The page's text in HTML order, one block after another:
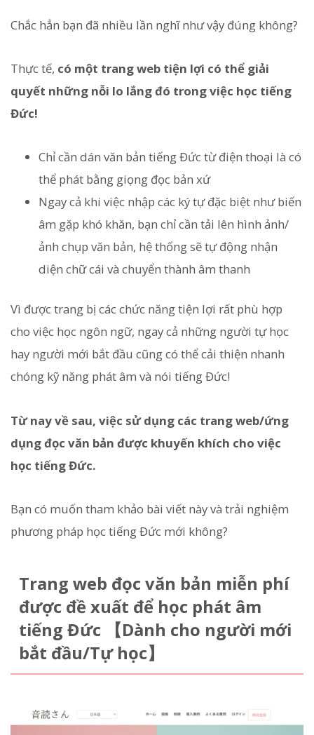
Chắc hẳn bạn đã nhiều lần nghĩ như vậy đúng không?
Thực tế, có một trang web tiện lợi có thể giải
quyết những nỗi lo lắng đó trong việc học tiếng
Đức!
Chỉ cần dán văn bản tiếng Đức từ điện thoại là có
thể phát bằng giọng đọc bản xứ
Ngay cả khi việc nhập các ký tự đặc biệt như biến
âm gặp khó khăn, bạn chỉ cần tải lên hình ảnh/
ảnh chụp văn bản, hệ thống sẽ tự động nhận
diện chữ cái và chuyển thành âm thanh
Vì được trang bị các chức năng tiện lợi rất phù hợp
cho việc học ngôn ngữ, ngay cả những người tự học
hay người mới bắt đầu cũng có thể cải thiện nhanh
chóng kỹ năng phát âm và nói tiếng Đức!
Từ nay về sau, việc sử dụng các trang web/ứng
dụng đọc văn bản được khuyến khích cho việc
học tiếng Đức.
Bạn có muốn tham khảo bài viết này và trải nghiệm
phương pháp học tiếng Đức mới không?
Trang web đọc văn bản miễn phí
được đề xuất để học phát âm
tiếng Đức 【Dành cho người mới
bắt đầu/Tự học】